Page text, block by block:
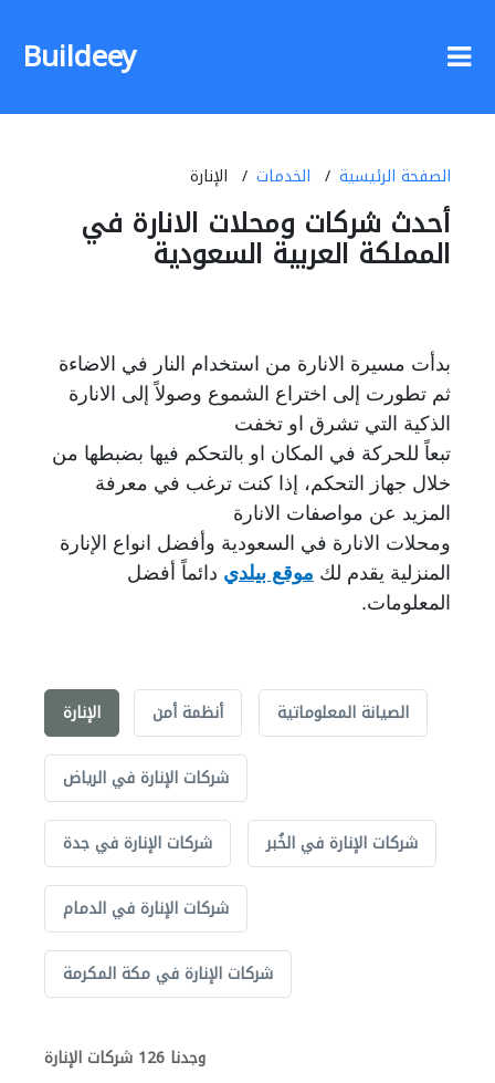
Buildeey
الصفحة الرئيسية الخدمات الإنارة
أحدث شركات ومحلات الانارة في
المملكة العربية السعودية
بدأت مسيرة الانارة من استخدام النار في الاضاءة
ثم تطورت إلى اختراع الشموع وصولاً إلى الانارة
الذكية التي تشرق او تخفت
تبعاً للحركة في المكان او بالتحكم فيها بضبطها من
خلال جهاز التحكم، إذا كنت ترغب في معرفة
المزيد عن مواصفات الانارة
ومحلات الانارة في السعودية وأفضل انواع الإنارة
المنزلية يقدم لك موقع بيلدي دائماً أفضل
المعلومات.
الإنارة أنظمة أمن الصيانة المعلوماتية
شركات الإنارة في الرياض
شركات الإنارة في جدة شركات الإنارة في الخُبر
شركات الإنارة في الدمام
شركات الإنارة في مكة المكرمة
وجدنا 126 شركات الإنارة